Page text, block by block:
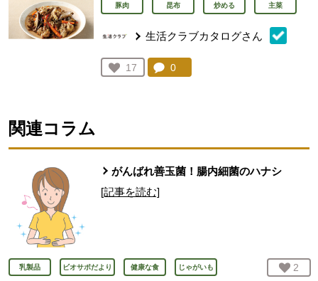
豚肉 昆布 炒める 主菜
生活クラブカタログさん
お気に入り登録：
17
人が登録
コメント：
0
関連コラム
がんばれ善玉菌！腸内細菌のハナシ
[記事を読む]
乳製品 ビオサポだより 健康な食 じゃがいも お気
2